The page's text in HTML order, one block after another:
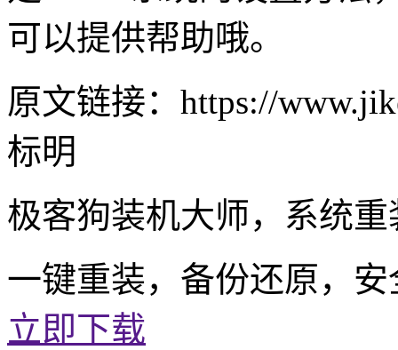
可以提供帮助哦。
原文链接：https://
标明
极客狗装机大师，系统
一键重装，备份还原，
立即下载